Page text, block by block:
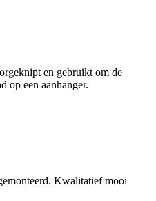
en gebruikt om de
op een aanhanger.
Kwalitatief mooi